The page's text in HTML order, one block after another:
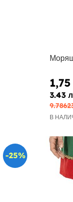
3.43
В
-25%